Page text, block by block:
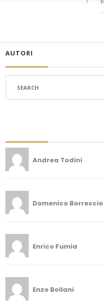
AUTORI
Andrea Todini
Domenico Borrescio
Enrico Fumia
Enzo Bollani